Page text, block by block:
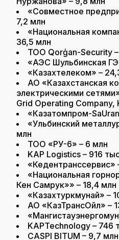
«Совместное
7,2 млн
«Национальная
36,5 млн
ТОО Qorģan-Security –
«АЭС Шульбинская
«Казахтелеком» –
АО «Казахстанская
электрическими
Grid Operating Company,
«Казатомпром-
«Ульбинский
млн
ТОО «РУ-6» – 6 млн
KAP Logistics – 916
«Кедентранссервис»
«Национальная
Кен Самрук»» – 18,4 млн
«Казахтуркмунай» –
АО «КазТрансОйл» –
KAPTechnology – 746
CASPI BITUM – 9,7 млн